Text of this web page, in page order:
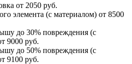
от 2050 руб.
элемента (с материалом) от 8500
до 30% повреждения (с
9000 руб.
до 50% повреждения (с
9100 руб.